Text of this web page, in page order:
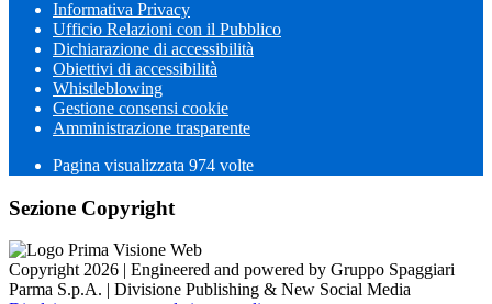
Informativa Privacy
Ufficio Relazioni con il Pubblico
Dichiarazione di accessibilità
Obiettivi di accessibilità
Whistleblowing
Gestione consensi cookie
Amministrazione trasparente
Pagina visualizzata 974 volte
Sezione Copyright
Copyright 2026 | Engineered and powered by Gruppo Spaggiari
Parma S.p.A. | Divisione Publishing & New Social Media